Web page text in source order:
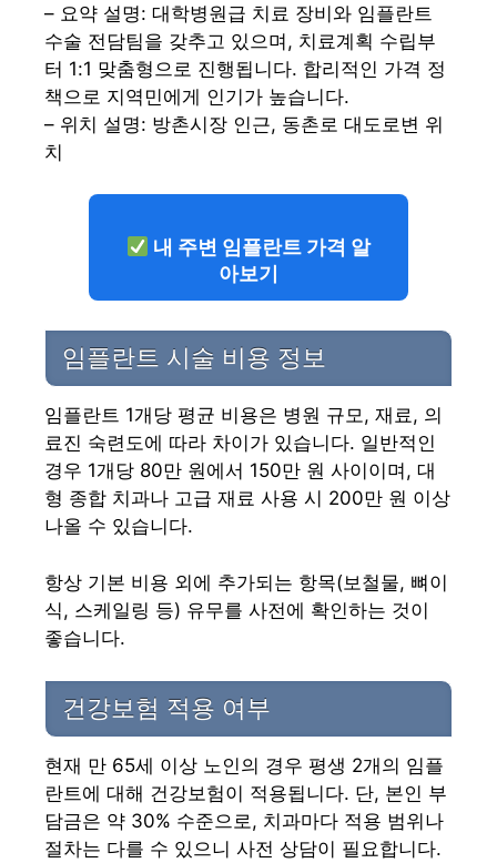
– 요약 설명: 대학병원급 치료 장비와 임플란트
수술 전담팀을 갖추고 있으며, 치료계획 수립부
터 1:1 맞춤형으로 진행됩니다. 합리적인 가격 정
책으로 지역민에게 인기가 높습니다.
– 위치 설명: 방촌시장 인근, 동촌로 대도로변 위
치
내 주변 임플란트 가격 알
아보기
임플란트 시술 비용 정보
임플란트 1개당 평균 비용은 병원 규모, 재료, 의
료진 숙련도에 따라 차이가 있습니다. 일반적인
경우 1개당 80만 원에서 150만 원 사이이며, 대
형 종합 치과나 고급 재료 사용 시 200만 원 이상
나올 수 있습니다.
항상 기본 비용 외에 추가되는 항목(보철물, 뼈이
식, 스케일링 등) 유무를 사전에 확인하는 것이
좋습니다.
건강보험 적용 여부
현재 만 65세 이상 노인의 경우 평생 2개의 임플
란트에 대해 건강보험이 적용됩니다. 단, 본인 부
담금은 약 30% 수준으로, 치과마다 적용 범위나
절차는 다를 수 있으니 사전 상담이 필요합니다.